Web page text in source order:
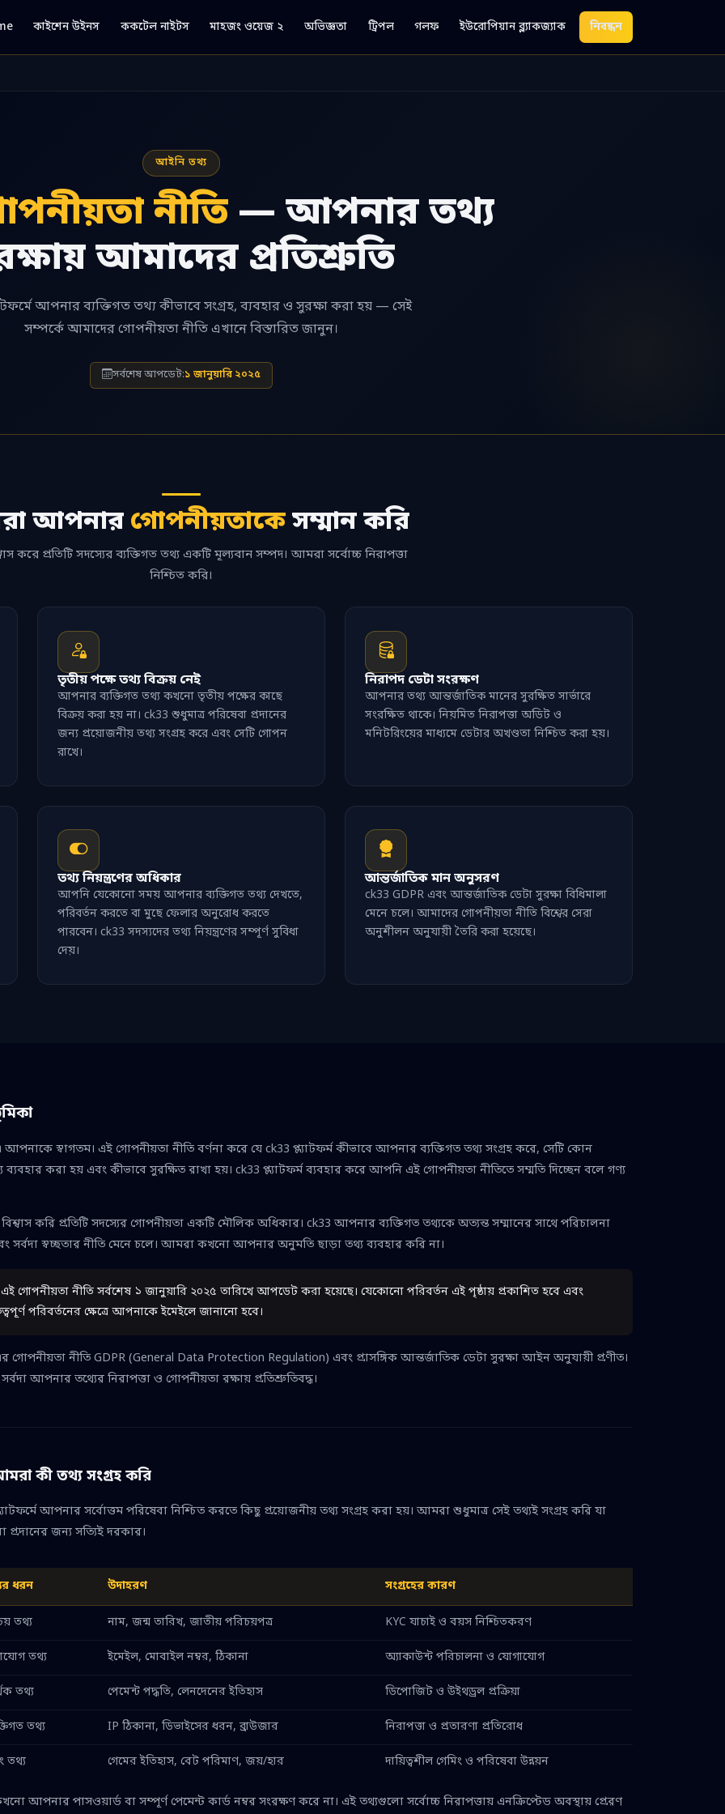
কাইশেন উইনস ককটেল নাইটস মাহজং ওয়েজ ২ অভিজ্ঞতা ট্রিপল গলফ ইউরোপিয়ান ব্ল্যাকজ্যাক নিবন্ধন
আইনি তথ্য
নীতি — আপনার তথ্য
আমাদের প্রতিশ্রুতি
আপনার ব্যক্তিগত তথ্য কীভাবে সংগ্রহ, ব্যবহার ও সুরক্ষা করা হয় — সেই
সম্পর্কে আমাদের গোপনীয়তা নীতি এখানে বিস্তারিত জানুন।
সর্বশেষ আপডেট:১ জানুয়ারি ২০২৫
আপনার গোপনীয়তাকেসম্মান করি
করে প্রতিটি সদস্যের ব্যক্তিগত তথ্য একটি মূল্যবান সম্পদ। আমরা সর্বোচ্চ নিরাপত্তা
নিশ্চিত করি।
তৃতীয় পক্ষে তথ্য বিক্রয় নেই
আপনার ব্যক্তিগত তথ্য কখনো তৃতীয় পক্ষের কাছে
বিক্রয় করা হয় না। ck33 শুধুমাত্র পরিষেবা প্রদানের
জন্য প্রয়োজনীয় তথ্য সংগ্রহ করে এবং সেটি গোপন
রাখে।
নিরাপদ ডেটা সংরক্ষণ
আপনার তথ্য আন্তর্জাতিক মানের সুরক্ষিত সার্ভারে
সংরক্ষিত থাকে। নিয়মিত নিরাপত্তা অডিট ও
মনিটরিংয়ের মাধ্যমে ডেটার অখণ্ডতা নিশ্চিত করা হয়।
তথ্য নিয়ন্ত্রণের অধিকার
আপনি যেকোনো সময় আপনার ব্যক্তিগত তথ্য দেখতে,
পরিবর্তন করতে বা মুছে ফেলার অনুরোধ করতে
পারবেন। ck33 সদস্যদের তথ্য নিয়ন্ত্রণের সম্পূর্ণ সুবিধা
দেয়।
আন্তর্জাতিক মান অনুসরণ
ck33 GDPR এবং আন্তর্জাতিক ডেটা সুরক্ষা বিধিমালা
মেনে চলে। আমাদের গোপনীয়তা নীতি বিশ্বের সেরা
অনুশীলন অনুযায়ী তৈরি করা হয়েছে।
স্বাগতম। এই গোপনীয়তা নীতি বর্ণনা করে যে ck33 প্ল্যাটফর্ম কীভাবে আপনার ব্যক্তিগত তথ্য সংগ্রহ করে, সেটি কোন
ব্যবহার করা হয় এবং কীভাবে সুরক্ষিত রাখা হয়। ck33 প্ল্যাটফর্ম ব্যবহার করে আপনি এই গোপনীয়তা নীতিতে সম্মতি দিচ্ছেন বলে গণ্য
করি প্রতিটি সদস্যের গোপনীয়তা একটি মৌলিক অধিকার। ck33 আপনার ব্যক্তিগত তথ্যকে অত্যন্ত সম্মানের সাথে পরিচালনা
সর্বদা স্বচ্ছতার নীতি মেনে চলে। আমরা কখনো আপনার অনুমতি ছাড়া তথ্য ব্যবহার করি না।
এই গোপনীয়তা নীতি সর্বশেষ ১ জানুয়ারি ২০২৫ তারিখে আপডেট করা হয়েছে। যেকোনো পরিবর্তন এই পৃষ্ঠায় প্রকাশিত হবে এবং
পরিবর্তনের ক্ষেত্রে আপনাকে ইমেইলে জানানো হবে।
গোপনীয়তা নীতি GDPR (General Data Protection Regulation) এবং প্রাসঙ্গিক আন্তর্জাতিক ডেটা সুরক্ষা আইন অনুযায়ী প্রণীত।
আপনার তথ্যের নিরাপত্তা ও গোপনীয়তা রক্ষায় প্রতিশ্রুতিবদ্ধ।
কী তথ্য সংগ্রহ করি
আপনার সর্বোত্তম পরিষেবা নিশ্চিত করতে কিছু প্রয়োজনীয় তথ্য সংগ্রহ করা হয়। আমরা শুধুমাত্র সেই তথ্যই সংগ্রহ করি যা
প্রদানের জন্য সত্যিই দরকার।
ধরন উদাহরণ সংগ্রহের কারণ
তথ্য নাম, জন্ম তারিখ, জাতীয় পরিচয়পত্র KYC যাচাই ও বয়স নিশ্চিতকরণ
তথ্য ইমেইল, মোবাইল নম্বর, ঠিকানা অ্যাকাউন্ট পরিচালনা ও যোগাযোগ
তথ্য পেমেন্ট পদ্ধতি, লেনদেনের ইতিহাস ডিপোজিট ও উইথড্রল প্রক্রিয়া
তথ্য IP ঠিকানা, ডিভাইসের ধরন, ব্রাউজার নিরাপত্তা ও প্রতারণা প্রতিরোধ
তথ্য গেমের ইতিহাস, বেট পরিমাণ, জয়/হার দায়িত্বশীল গেমিং ও পরিষেবা উন্নয়ন
আপনার পাসওয়ার্ড বা সম্পূর্ণ পেমেন্ট কার্ড নম্বর সংরক্ষণ করে না। এই তথ্যগুলো সর্বোচ্চ নিরাপত্তায় এনক্রিপ্টেড অবস্থায় প্রেরণ